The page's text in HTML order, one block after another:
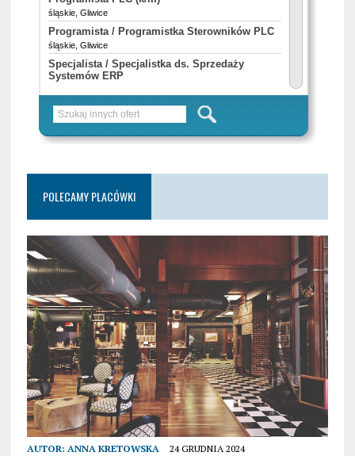
POLECAMY PLACÓWKI
AUTOR: ANNA KRETOWSKA 24 GRUDNIA 2024